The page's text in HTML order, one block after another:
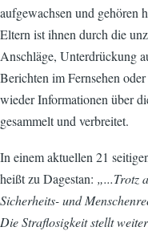
aufgewachsen und gehören
Eltern ist ihnen durch die
Anschläge, Unterdrückung
Berichten im Fernsehen
wieder Informationen über
gesammelt und verbreitet.
In einem aktuellen 21
heißt zu Dagestan: „...Trotz
Sicherheits- und
Die Straflosigkeit stellt